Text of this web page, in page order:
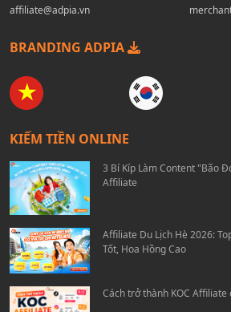
affiliate@adpia.vn
BRANDING ADPIA
KIẾM TIỀN ONLINE
3 Bí Kíp Làm Content "Bão
Affiliate
Affiliate Du Lịch Hè 2026:
Tốt, Hoa Hồng Cao
Cách trở thành KOC